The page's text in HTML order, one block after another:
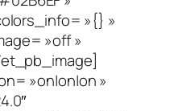
»{} »
»off »
»on|on|on »